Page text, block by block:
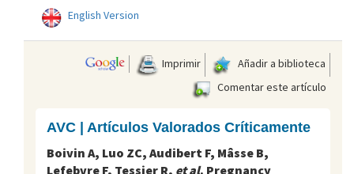
English Version
Imprimir
Añadir a biblioteca
Comentar este artículo
AVC | Artículos Valorados Críticamente
Boivin A, Luo ZC, Audibert F, Mâsse B,
Lefebvre F, Tessier R, et al. Pregnancy